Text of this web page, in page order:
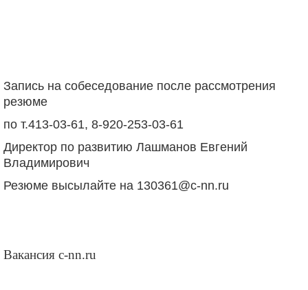
Запись на собеседование после рассмотрения
резюме
по т.413-03-61, 8-920-253-03-61
Директор по развитию Лашманов Евгений
Владимирович
Резюме высылайте на 130361@c-nn.ru
Вакансия c-nn.ru